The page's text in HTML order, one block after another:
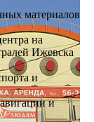
материалов
на
Ижевска
и
и